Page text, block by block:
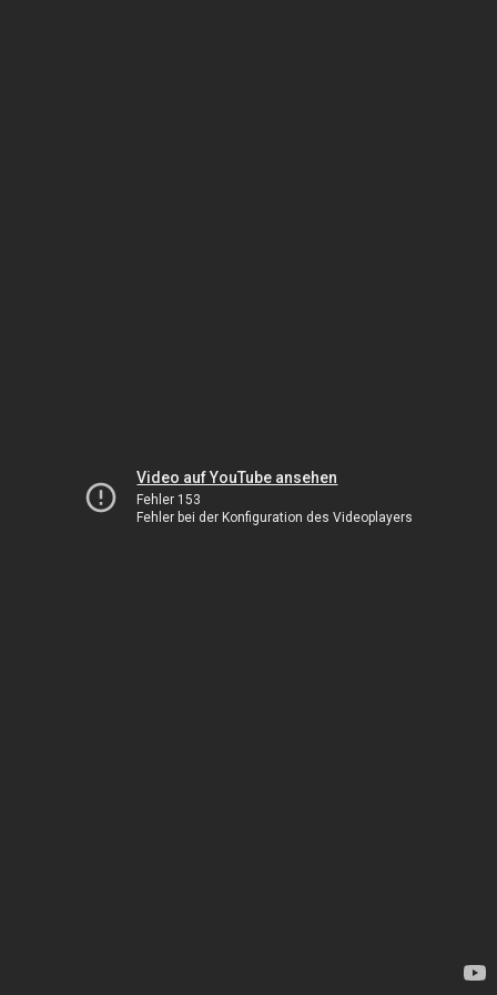
Video auf YouTube ansehen
Fehler 153
Fehler bei der Konfiguration des Videoplayers